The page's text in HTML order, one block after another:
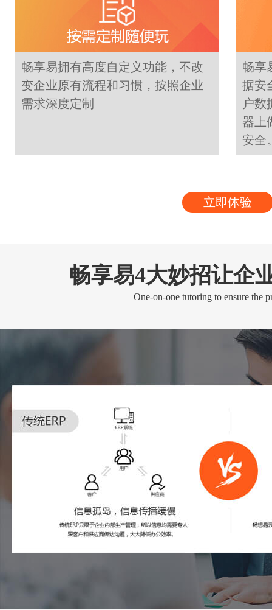
畅享易拥有高度自定义功能，不改
变企业原有流程和习惯，按照企业
需求深度定制
畅享
据安
户数
器上
安全
立即体验
畅享易4大妙招让企
One-on-one tutoring to ensure the